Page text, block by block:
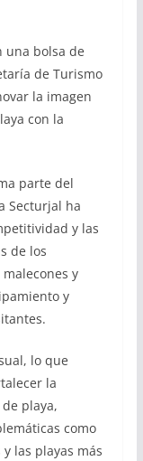
una bolsa de
de Turismo
la imagen
con la
parte del
Secturjal ha
y las
de los
y
y
lo que
la
playa,
como
las playas más